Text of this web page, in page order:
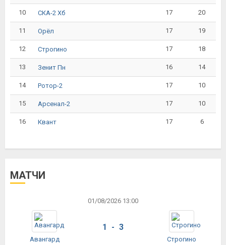
10 СКА-2 Хб 17 20
11 Орёл 17 19
12 Строгино 17 18
13 Зенит Пн 16 14
14 Ротор-2 17 10
15 Арсенал-2 17 10
16 Квант 17 6
МАТЧИ
01/08/2026 13:00
Авангард
1 - 3
Строгино